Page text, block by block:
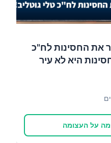
את החסינות לח"כ
היא לא עיר
על העצומה